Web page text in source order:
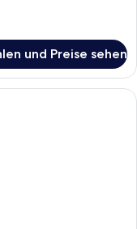
und Preise sehen
mit einem Bett,